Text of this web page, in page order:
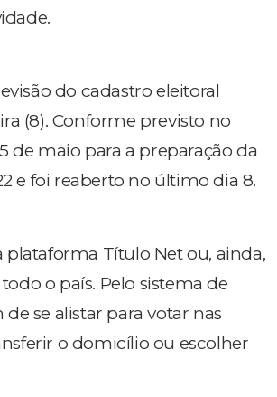
do cadastro eleitoral
(8). Conforme previsto no
de maio para a preparação da
e foi reaberto no último dia 8.
plataforma Título Net ou, ainda,
o país. Pelo sistema de
se alistar para votar nas
o domicílio ou escolher